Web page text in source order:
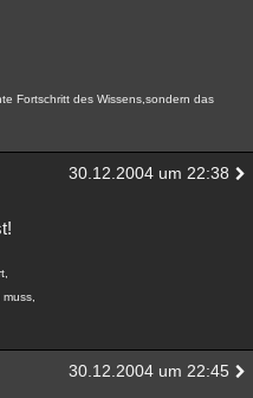
Fortschritt des Wissens,sondern das
30.12.2004 um 22:38
30.12.2004 um 22:45